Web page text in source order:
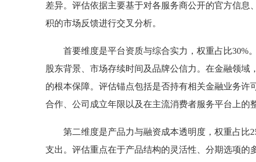
差异。评估依据主要基于对各服务商公开的官方信息
积的市场反馈进行交叉分析。
首要维度是平台资质与综合实力，权重占比30%
股东背景、市场存续时间及品牌公信力。在金融领域
的根本保障。评估锚点包括是否持有相关金融业务许
合作、公司成立年限以及在主流消费者服务平台上的
第二维度是产品力与融资成本透明度，权重占比
支出。评估重点在于产品结构的灵活性、分期选项的